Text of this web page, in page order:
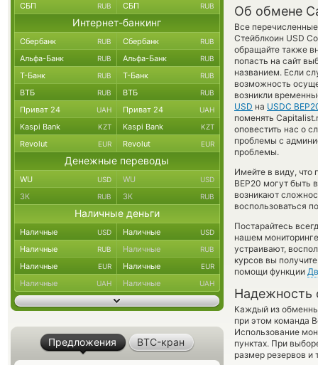
Об обмене
Все
Стейблкоин USD
обращайте также
попасть на сайт
названием. Если
возможность
возникли
USD на USDC
поменять
оповестить нас о
проблемы с
проблемы.
Имейте в виду, что
BEP20 могут быть
возникают
воспользоваться
Постарайтесь
нашем
устраивают,
курсов вы
помощи функции
Надежность
Каждый из
при этом команда
Использование
пунктах. При
размер резервов и
СБП RUB СБП RUB
Интернет-банкинг
Сбербанк RUB Сбербанк RUB
Альфа-Банк RUB Альфа-Банк RUB
Т-Банк RUB Т-Банк RUB
ВТБ RUB ВТБ RUB
Приват 24 UAH Приват 24 UAH
Kaspi Bank KZT Kaspi Bank KZT
Revolut EUR Revolut EUR
Денежные переводы
WU USD WU USD
ЗК RUB ЗК RUB
Наличные деньги
Наличные USD Наличные USD
Наличные RUB Наличные RUB
Наличные EUR Наличные EUR
Наличные UAH Наличные UAH
Предложения BTC-кран